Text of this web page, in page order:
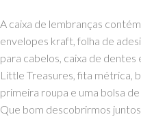
A caixa de lembranças
envelopes kraft, folha de
para cabelos, caixa de
Little Treasures, fita métrica,
primeira roupa e uma bolsa
Que bom descobrirmos